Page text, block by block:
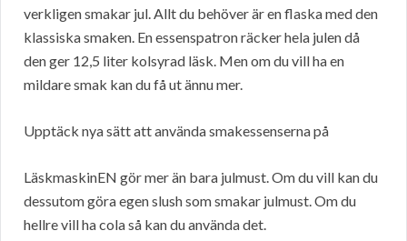
verkligen smakar jul. Allt du behöver är en flaska med den
klassiska smaken. En essenspatron räcker hela julen då
den ger 12,5 liter kolsyrad läsk. Men om du vill ha en
mildare smak kan du få ut ännu mer.
Upptäck nya sätt att använda smakessenserna på
LäskmaskinEN gör mer än bara julmust. Om du vill kan du
dessutom göra egen slush som smakar julmust. Om du
hellre vill ha cola så kan du använda det.